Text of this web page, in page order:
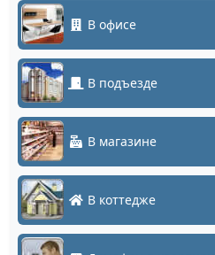
В офисе
В подъезде
В магазине
В коттедже